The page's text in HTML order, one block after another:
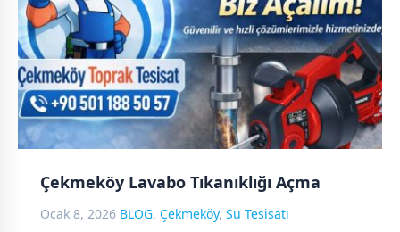
Çekmeköy Lavabo Tıkanıklığı Açma
Ocak 8, 2026 BLOG, Çekmeköy, Su Tesisatı